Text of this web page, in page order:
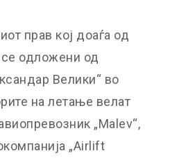
прав кој доаѓа од
одложени од
Велики“ во
на летање велат
„Malev“,
„Airlift